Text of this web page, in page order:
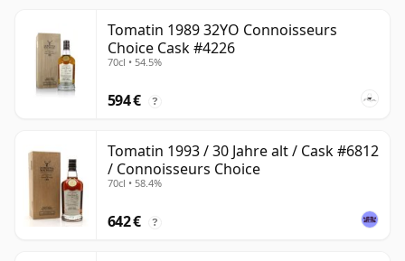
Tomatin 1989 32YO Connoisseurs
Choice Cask #4226
70cl • 54.5%
594 € ?
Tomatin 1993 / 30 Jahre alt / Cask #6812
/ Connoisseurs Choice
70cl • 58.4%
642 € ?